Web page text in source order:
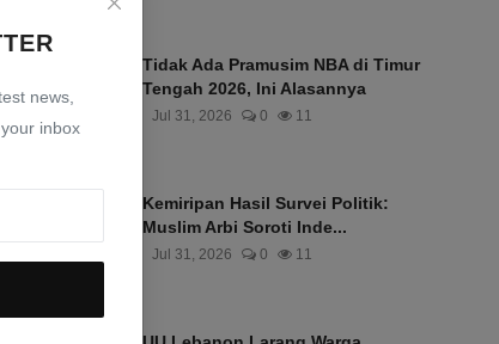
news,
inbox
Tidak Ada Pramusim NBA di Timur
Tengah 2026, Ini Alasannya
Jul 31, 2026 0 11
Kemiripan Hasil Survei Politik:
Muslim Arbi Soroti Inde...
Jul 31, 2026 0 11